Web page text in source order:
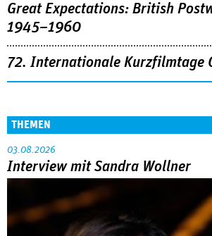
Great Expectations: British
1945–1960
72. Internationale Kurzfilmtage
THEMEN
03.08.2026
Interview mit Sandra Wollner